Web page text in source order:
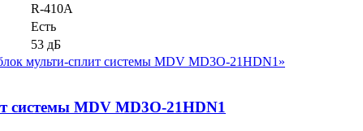
R-410A
Есть
53 дБ
системы MDV MD3O-21HDN1